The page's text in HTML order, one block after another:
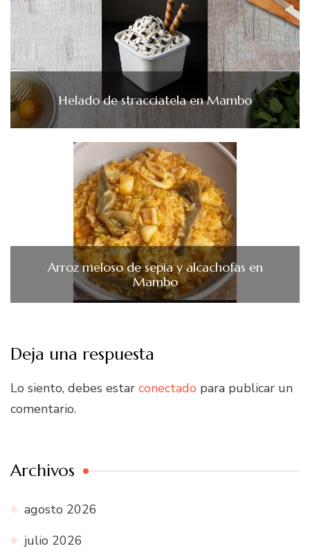
Helado de stracciatela en Mambo
Arroz meloso de sepia y alcachofas en
Mambo
Deja una respuesta
Lo siento, debes estar conectado para publicar un
comentario.
Archivos
agosto 2026
julio 2026